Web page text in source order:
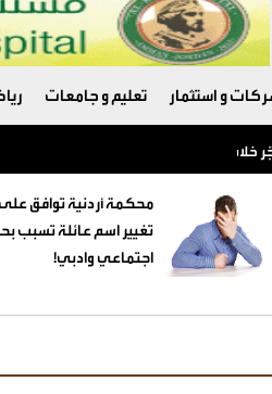
و استثمار تعليم و جامعات
بين ترامب والبنتاغون
محكمة أردنية توافق
تغيير اسم عائلة تسبب
اجتماعي وادبي!